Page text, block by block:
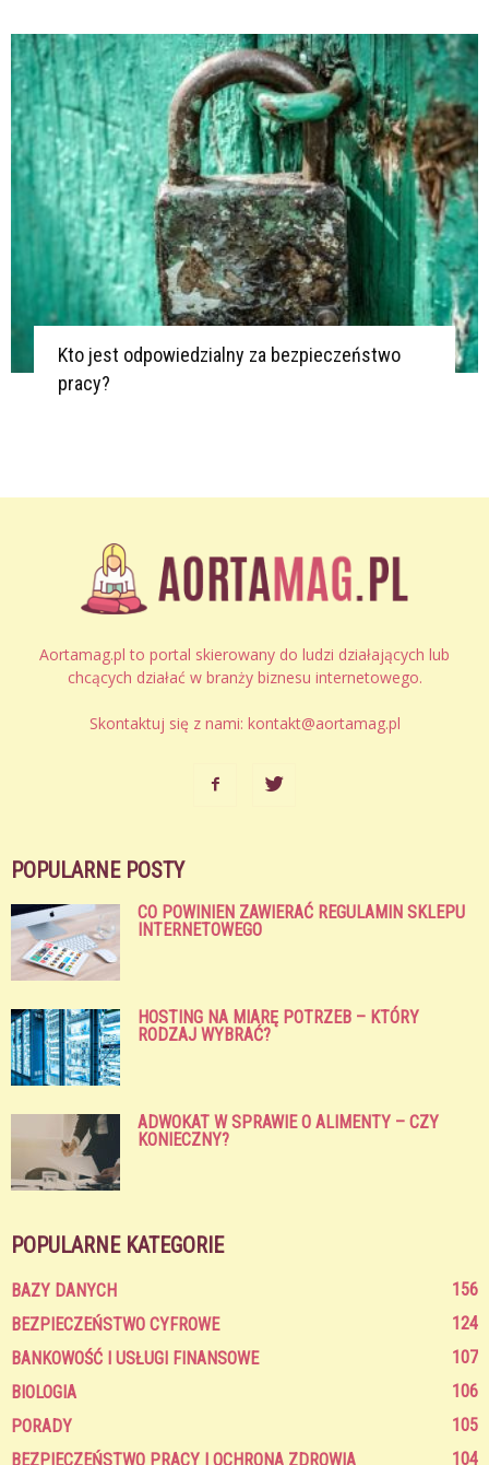
Kto jest odpowiedzialny za bezpieczeństwo
pracy?
Aortamag.pl to portal skierowany do ludzi działających lub
chcących działać w branży biznesu internetowego.
Skontaktuj się z nami: kontakt@aortamag.pl
POPULARNE POSTY
CO POWINIEN ZAWIERAĆ REGULAMIN SKLEPU
INTERNETOWEGO
HOSTING NA MIARĘ POTRZEB – KTÓRY
RODZAJ WYBRAĆ?
ADWOKAT W SPRAWIE O ALIMENTY – CZY
KONIECZNY?
POPULARNE KATEGORIE
BAZY DANYCH
156
BEZPIECZEŃSTWO CYFROWE
124
BANKOWOŚĆ I USŁUGI FINANSOWE
107
BIOLOGIA
106
PORADY
105
BEZPIECZEŃSTWO PRACY I OCHRONA ZDROWIA
104